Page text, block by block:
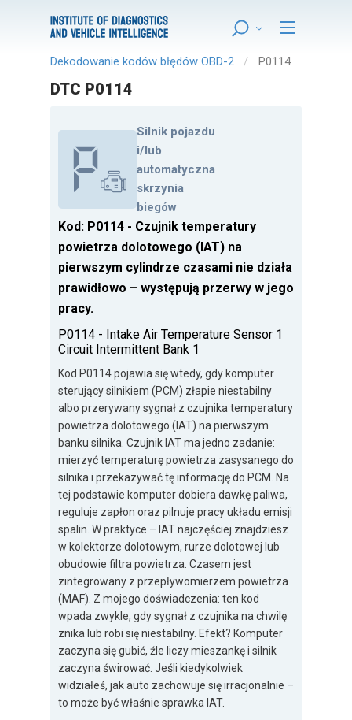
Dekodowanie kodów błędów OBD-2 P0114
DTC P0114
Silnik pojazdu
i/lub
automatyczna
skrzynia
biegów
Kod: P0114 - Czujnik temperatury
powietrza dolotowego (IAT) na
pierwszym cylindrze czasami nie działa
prawidłowo – występują przerwy w jego
pracy.
P0114 - Intake Air Temperature Sensor 1
Circuit Intermittent Bank 1
Kod P0114 pojawia się wtedy, gdy komputer
sterujący silnikiem (PCM) złapie niestabilny
albo przerywany sygnał z czujnika temperatury
powietrza dolotowego (IAT) na pierwszym
banku silnika. Czujnik IAT ma jedno zadanie:
mierzyć temperaturę powietrza zasysanego do
silnika i przekazywać tę informację do PCM. Na
tej podstawie komputer dobiera dawkę paliwa,
reguluje zapłon oraz pilnuje pracy układu emisji
spalin. W praktyce – IAT najczęściej znajdziesz
w kolektorze dolotowym, rurze dolotowej lub
obudowie filtra powietrza. Czasem jest
zintegrowany z przepływomierzem powietrza
(MAF). Z mojego doświadczenia: ten kod
wpada zwykle, gdy sygnał z czujnika na chwilę
znika lub robi się niestabilny. Efekt? Komputer
zaczyna się gubić, źle liczy mieszankę i silnik
zaczyna świrować. Jeśli kiedykolwiek
widziałeś, jak auto zachowuje się irracjonalnie –
to może być właśnie sprawka IAT.